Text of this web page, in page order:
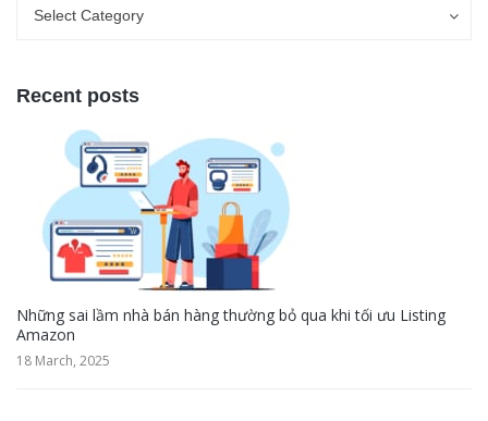
Select Category
Recent posts
Những sai lầm nhà bán hàng thường bỏ qua khi tối ưu Listing
Amazon
18 March, 2025